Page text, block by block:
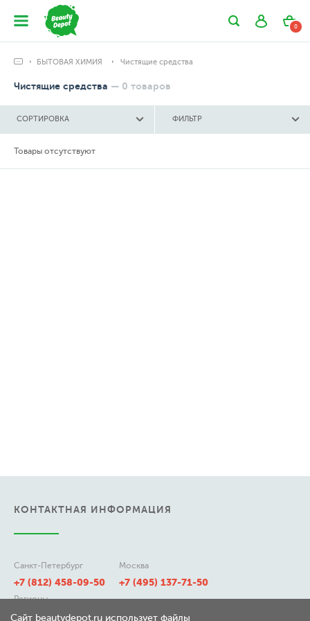
0
БЫТОВАЯ ХИМИЯ Чистящие средства
Чистящие средства — 0 товаров
СОРТИРОВКА ФИЛЬТР
Товары отсутствуют
КОНТАКТНАЯ ИНФОРМАЦИЯ
Санкт-Петербург
+7 (812) 458-09-50
Москва
+7 (495) 137-71-50
Регионы
8 (800) 511-21-50
Сайт beautydepot.ru использует файлы